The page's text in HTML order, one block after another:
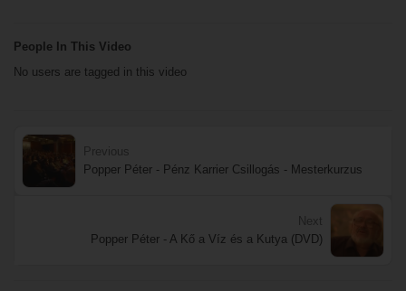
People In This Video
No users are tagged in this video
Previous
Popper Péter - Pénz Karrier Csillogás - Mesterkurzus
Next
Popper Péter - A Kő a Víz és a Kutya (DVD)